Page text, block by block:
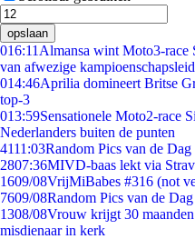
opslaan
016:11 Almansa wint Moto3-race
van afwezige
014:46Aprilia domineert Britse
top-3
013:59Sensationele Moto2-race
Nederlanders buiten de punten
4111:03Random Pics van de Dag
2807:36MIVD-baas lekt via
1609/08VrijMiBabes #316 (not
7609/08Random Pics van de
1308/08Vrouw krijgt 30
misdienaar in kerk